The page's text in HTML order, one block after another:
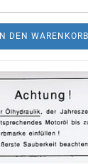
IN DEN WARENKORB